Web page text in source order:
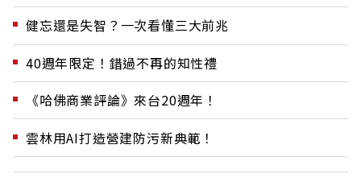
健忘還是失智？一次看懂三大前兆
40週年限定！錯過不再的知性禮
《哈佛商業評論》來台20週年！
雲林用AI打造營建防污新典範！